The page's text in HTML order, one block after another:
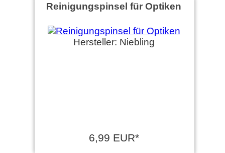
Reinigungspinsel für Optiken
Hersteller: Niebling
6,99 EUR*